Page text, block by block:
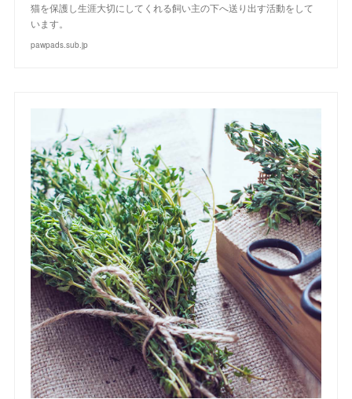
猫を保護し生涯大切にしてくれる飼い主の下へ送り出す活動をして
います。
pawpads.sub.jp